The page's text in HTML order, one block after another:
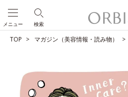
検索
メニュー
TOP マガジン（美容情報・読み物）